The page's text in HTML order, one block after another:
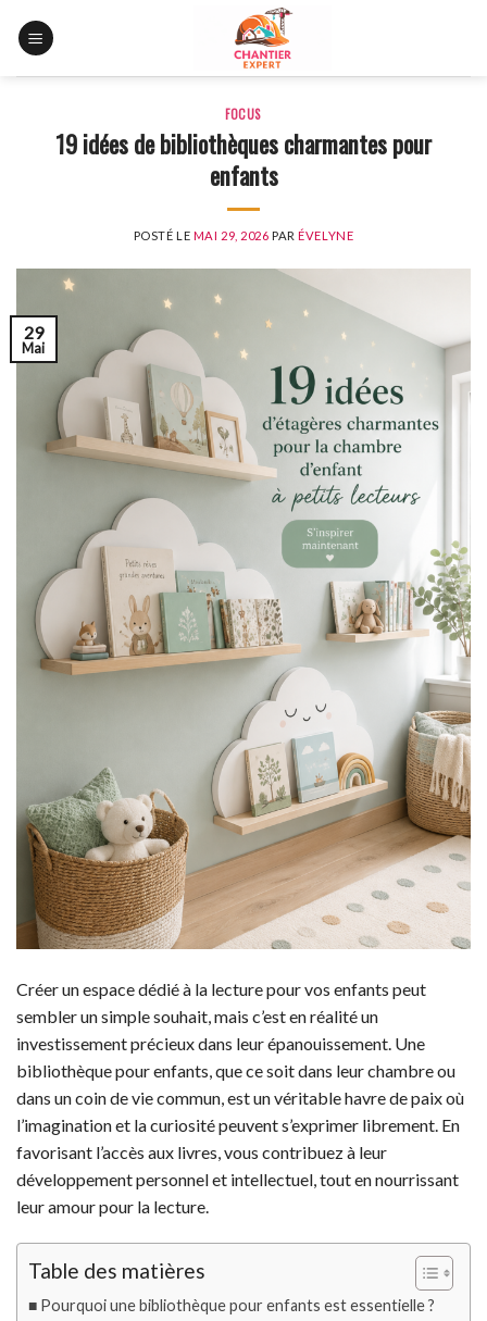
FOCUS
19 idées de bibliothèques charmantes pour
enfants
POSTÉ LE MAI 29, 2026 PARÉVELYNE
29
Mai
Créer un espace dédié à la lecture pour vos enfants peut
sembler un simple souhait, mais c’est en réalité un
investissement précieux dans leur épanouissement. Une
bibliothèque pour enfants, que ce soit dans leur chambre ou
dans un coin de vie commun, est un véritable havre de paix où
l’imagination et la curiosité peuvent s’exprimer librement. En
favorisant l’accès aux livres, vous contribuez à leur
développement personnel et intellectuel, tout en nourrissant
leur amour pour la lecture.
Table des matières
Pourquoi une bibliothèque pour enfants est essentielle ?